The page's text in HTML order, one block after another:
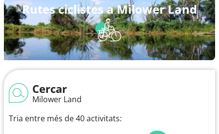
Rutes ciclistes a Milower Land
Cercar
Milower Land
Tria entre més de 40 activitats: